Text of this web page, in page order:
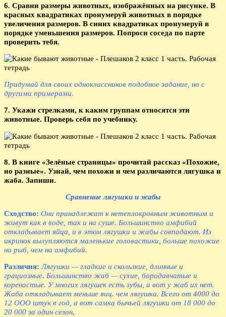
6. Сравни размеры животных, изображённых на рисунке. В
красных квадратиках пронумеруй животных в порядке
увеличения размеров. В синих квадратиках пронумеруй в
порядке уменьшения размеров. Попроси соседа по парте
проверить тебя.
Придумай для своих одноклассников подобное задание, но с
другими примерами.
7. Укажи стрелками, к каким группам относятся эти
животные. Проверь себя по учебнику.
8. В книге «Зелёные страницы» прочитай рассказ «Похожие,
но разные». Узнай, чем похожи и чем различаются лягушка и
жаба. Запиши.
Сравнение лягушки и жабы
Сходство: Они принадлежат к нетеплокровным животным и
живут как в воде, так и на суше. Большинство амфибий
откладывает яйца, и в этом лягушки и жабы совпадают. Из
икринок вылупляются маленькие головастики, больше похожие
на рыб, чем на амфибий.
Различия: Лягушки — гладкие и скользкие, длинные и
грациозные. Большинство жаб — сухие, бородавчатые и
коренастые. У многих лягушек есть зубы, а вот у жаб их нет.
Жаба откладывает меньше яиц. чем лягушка. Всего от 4000 до
12 ООО штук в год, а вот самка бычьей лягушки от 18 000 до
20 000 за один сезон.